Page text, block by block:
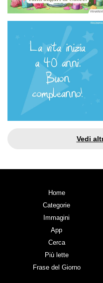
Vedi
Home
Categorie
Immagini
App
Cerca
Più lette
Frase del Giorno